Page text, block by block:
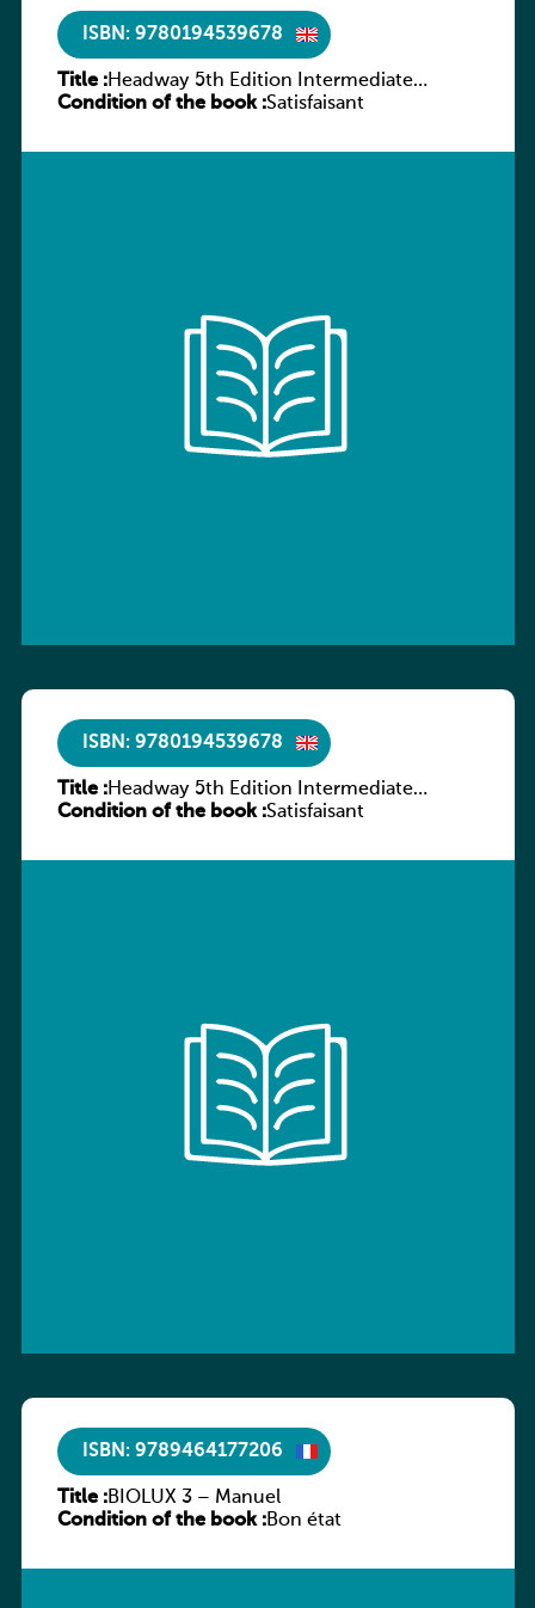
ISBN: 9780194539678
Title :Headway 5th Edition Intermediate
Workbook without key
Condition of the book :Satisfaisant
ISBN: 9780194539678
Title :Headway 5th Edition Intermediate
Workbook without key
Condition of the book :Satisfaisant
ISBN: 9789464177206
Title :BIOLUX 3 – Manuel
Condition of the book :Bon état